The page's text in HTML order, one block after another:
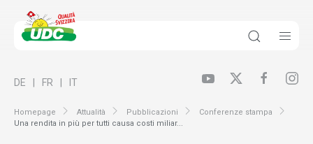
Homepage Attualità Pubblicazioni
Conferenze stampa
Una rendita in più per tutti causa costi miliar...
DE FR IT